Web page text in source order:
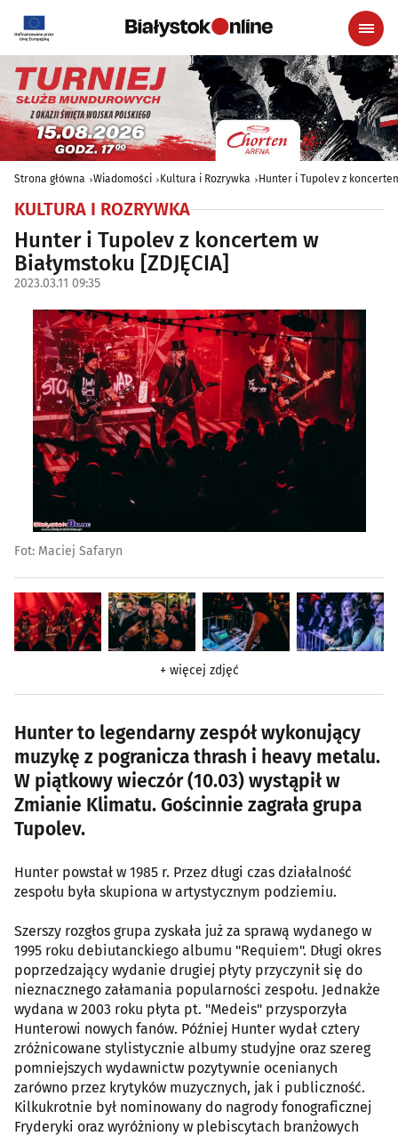
Strona główna Wiadomości Kultura i Rozrywka Hunter i Tupolev z
KULTURA I ROZRYWKA
Hunter i Tupolev z koncertem w
Białymstoku [ZDJĘCIA]
2023.03.11 09:35
Fot: Maciej Safaryn
+ więcej zdjęć
Hunter to legendarny zespół wykonujący
muzykę z pogranicza thrash i heavy metalu.
W piątkowy wieczór (10.03) wystąpił w
Zmianie Klimatu. Gościnnie zagrała grupa
Tupolev.
Hunter powstał w 1985 r. Przez długi czas działalność
zespołu była skupiona w artystycznym podziemiu.
Szerszy rozgłos grupa zyskała już za sprawą wydanego w
1995 roku debiutanckiego albumu "Requiem". Długi okres
poprzedzający wydanie drugiej płyty przyczynił się do
nieznacznego załamania popularności zespołu. Jednakże
wydana w 2003 roku płyta pt. "Medeis" przysporzyła
Hunterowi nowych fanów. Później Hunter wydał cztery
zróżnicowane stylistycznie albumy studyjne oraz szereg
pomniejszych wydawnictw pozytywnie ocenianych
zarówno przez krytyków muzycznych, jak i publiczność.
Kilkukrotnie był nominowany do nagrody fonograficznej
Fryderyki oraz wyróżniony w plebiscytach branżowych